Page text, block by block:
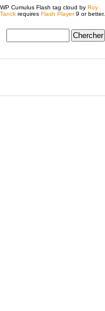
WP Cumulus Flash tag cloud by Roy
Tanck requires Flash Player9 or better.